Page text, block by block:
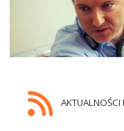
AKTUALNOŚCI